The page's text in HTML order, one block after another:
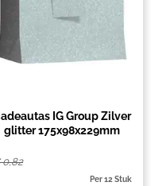
IG Group Zilver
glitter 175x98x229mm
0,82
Per 12 Stuk